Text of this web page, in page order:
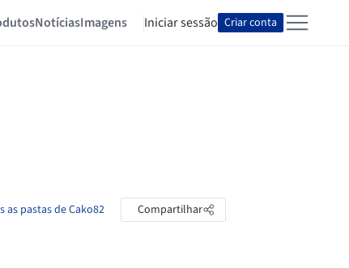
NotíciasImagens Iniciar sessão Criar conta
as pastas de Cako82 Compartilhar